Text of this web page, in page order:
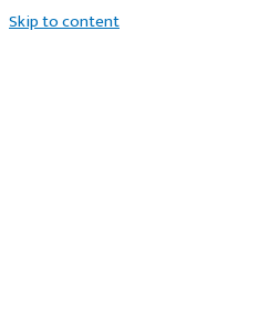
Skip to content